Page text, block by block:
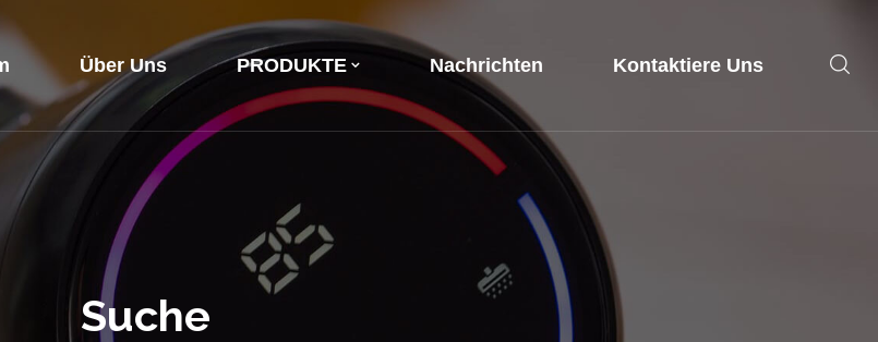
Über Uns PRODUKTE Nachrichten Kontaktiere Uns
Suche